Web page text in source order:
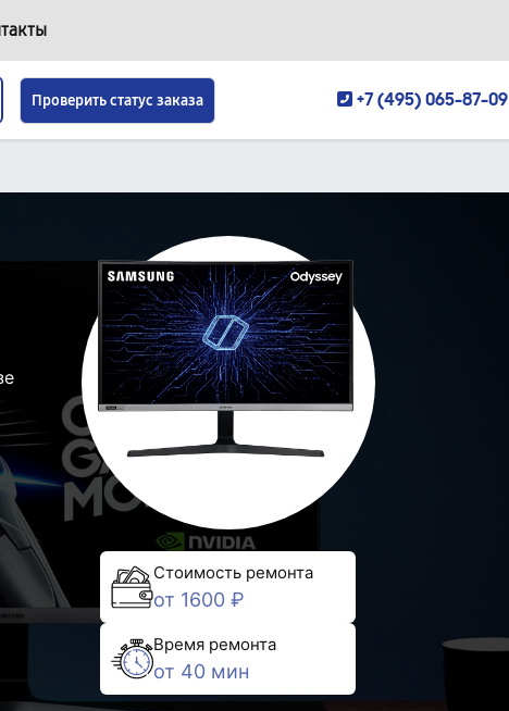
Проверить статус заказа +7 (495) 065-87-09
Стоимость ремонта
от 1600 ₽
Время ремонта
от 40 мин